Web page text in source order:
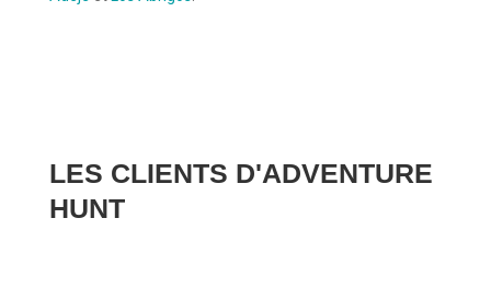
LES CLIENTS D'ADVENTURE
HUNT